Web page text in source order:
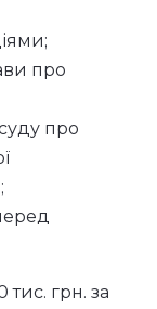
про
про
тис. грн. за